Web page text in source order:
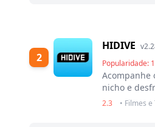
2
HIDIVE
Popularidade:
Acompanhe
nicho e
2.3 • Filmes e